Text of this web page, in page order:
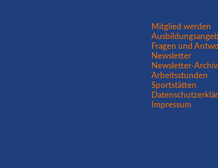
Navigation
überspringen
Mitglied werden
Fragen und
Newsletter
Newsletter-Archiv
Arbeitsstunden
Sportstätten
Impressum